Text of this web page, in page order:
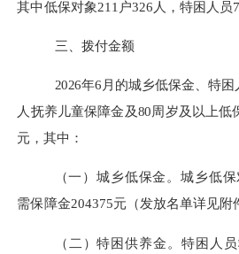
其中低保对象211 户326 人，特困人员
三、拨付金额
2026年6 月 的城乡低保金、特
人 抚养儿童保障金及80周岁及以上低
元，其中：
（一）城乡低保金。城乡低
需保 障金204375元（发放名单详见附
（二）特困供养金。特困人